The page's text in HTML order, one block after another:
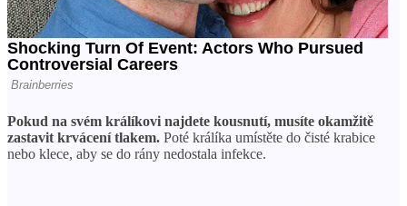
Pokud na svém králíkovi najdete kousnutí, musíte okamžitě
zastavit krvácení tlakem. Poté králíka umístěte do čisté krabice
nebo klece, aby se do rány nedostala infekce.